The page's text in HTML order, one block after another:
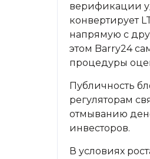
верификации
конвертирует
напрямую с
этом Barry24
процедуры
Публичность
регуляторам
отмыванию
инвесторов.
В условиях